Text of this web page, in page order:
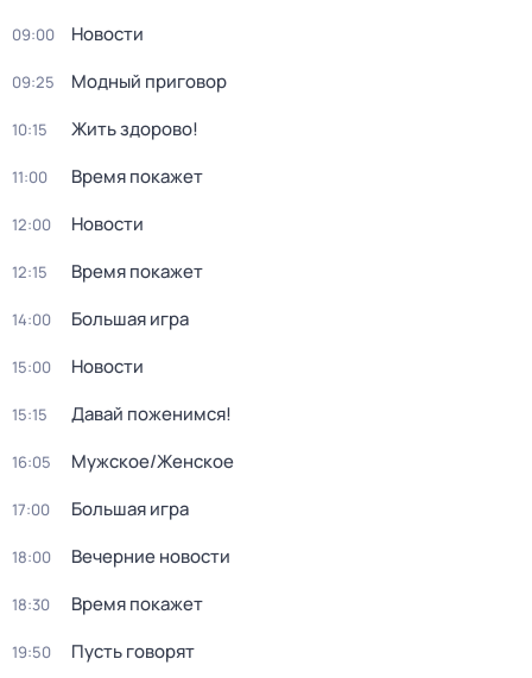
09:00 Новости
09:25 Модный приговор
10:15 Жить здорово!
11:00 Время покажет
12:00 Новости
12:15 Время покажет
14:00 Большая игра
15:00 Новости
15:15 Давай поженимся!
16:05 Мужское/Женское
17:00 Большая игра
18:00 Вечерние новости
18:30 Время покажет
19:50 Пусть говорят